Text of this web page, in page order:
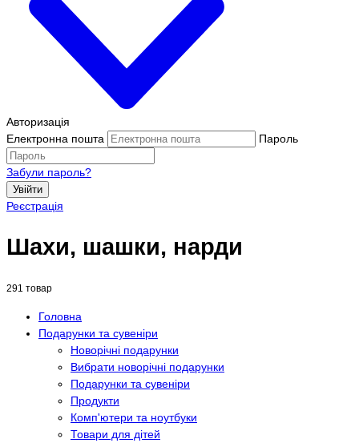
Авторизація
Електронна пошта
Пароль
Забули пароль?
Увійти
Реєстрація
Шахи, шашки, нарди
291 товар
Головна
Подарунки та сувеніри
Новорічні подарунки
Вибрати новорічні подарунки
Подарунки та сувеніри
Продукти
Комп'ютери та ноутбуки
Товари для дітей